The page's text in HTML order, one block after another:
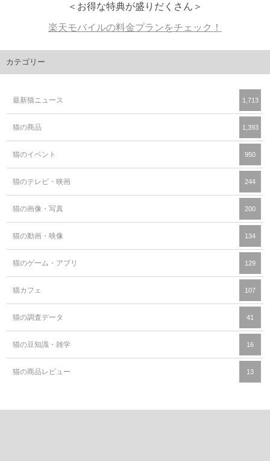
＜お得な特典が盛りだくさん＞
楽天モバイルの料金プランをチェック！
カテゴリー
最新猫ニュース 1,713
猫の商品 1,393
猫のイベント 950
猫のテレビ・映画 244
猫の画像・写真 200
猫の動画・映像 134
猫のゲーム・アプリ 129
猫カフェ 107
猫の調査データ 41
猫の豆知識・雑学 16
猫の商品レビュー 13